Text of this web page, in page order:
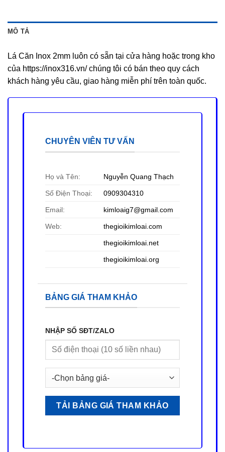
MÔ TẢ
Lá Căn Inox 2mm luôn có sẵn tại cửa hàng hoặc trong kho
của https://inox316.vn/ chúng tôi có bán theo quy cách
khách hàng yêu cầu, giao hàng miễn phí trên toàn quốc.
CHUYÊN VIÊN TƯ VẤN
Họ và Tên: Nguyễn Quang Thạch
Số Điện Thoại: 0909304310
Email: kimloaig7@gmail.com
Web: thegioikimloai.com
thegioikimloai .net
thegioikimloai .org
BẢNG GIÁ THAM KHẢO
NHẬP SỐ SĐT/ZALO